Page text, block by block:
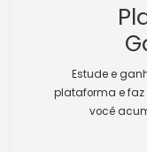
Estude e
plataforma e faz
você